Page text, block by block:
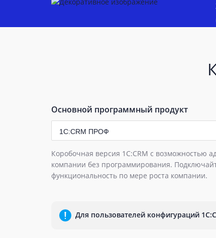
Основной программный продукт
1С:CRM ПРОФ
Коробочная версия 1С:CRM с возможностью
компании без программирования.
функциональность по мере роста компании.
Для пользователей конфигураций